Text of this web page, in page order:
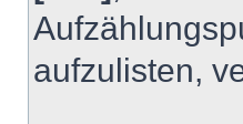
aufzulisten,